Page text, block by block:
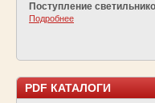
Поступление
Подробнее
PDF КАТАЛОГИ